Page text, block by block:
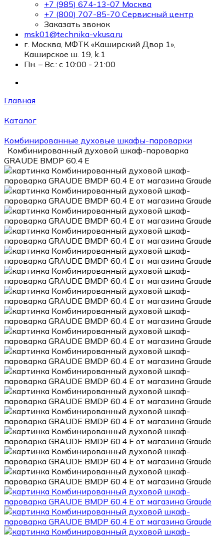
+7 (985) 674-13-07 Москва
+7 (800) 707-85-70 Сервисный центр
Заказать звонок
msk01@technika-vkusa.ru
г. Москва, МФТК «Каширский Двор 1»,
Каширское ш. 19, k.1
Пн. – Вс.: с 10:00 - 21:00
Главная
Каталог
Комбинированные духовые шкафы-пароварки
Комбинированный духовой шкаф-пароварка
GRAUDE BMDP 60.4 E